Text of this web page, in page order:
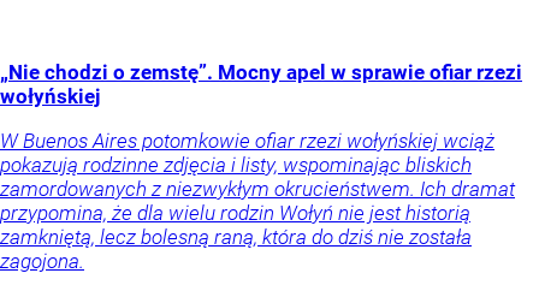
„Nie chodzi o zemstę”. Mocny apel w sprawie ofiar rzezi
wołyńskiej
W Buenos Aires potomkowie ofiar rzezi wołyńskiej wciąż
pokazują rodzinne zdjęcia i listy, wspominając bliskich
zamordowanych z niezwykłym okrucieństwem. Ich dramat
przypomina, że dla wielu rodzin Wołyń nie jest historią
zamkniętą, lecz bolesną raną, która do dziś nie została
zagojona.